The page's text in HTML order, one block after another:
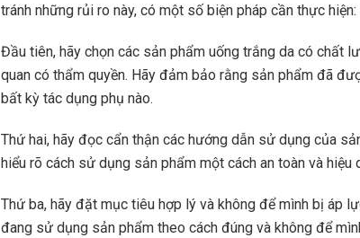
tránh những rủi ro này, có một số biện pháp cần thực hiện:
Đầu tiên, hãy chọn các sản phẩm uống trắng da có chất
quan có thẩm quyền. Hãy đảm bảo rằng sản phẩm đã
bất kỳ tác dụng phụ nào.
Thứ hai, hãy đọc cẩn thận các hướng dẫn sử dụng của
hiểu rõ cách sử dụng sản phẩm một cách an toàn và hiệu
Thứ ba, hãy đặt mục tiêu hợp lý và không để mình bị áp
đang sử dụng sản phẩm theo cách đúng và không để